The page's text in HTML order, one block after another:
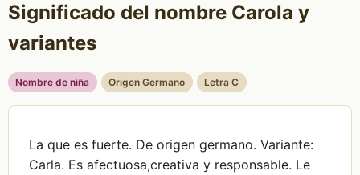
Significado del nombre Carola y
variantes
Nombre de niña Origen Germano Letra C
La que es fuerte. De origen germano. Variante:
Carla. Es afectuosa,creativa y responsable. Le